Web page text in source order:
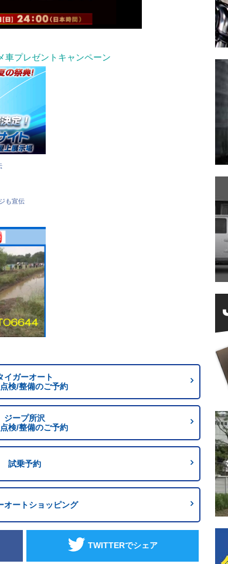
車プレゼントキャンペーン
も宣伝
イガーオート
検/整備のご予約
ジープ所沢
検/整備のご予約
試乗予約
オートショッピング
TWITTERでシェア